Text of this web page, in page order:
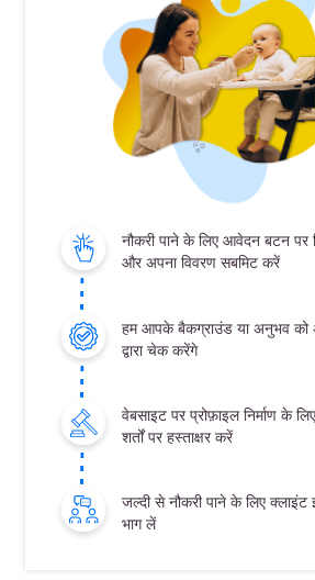
नौकरी पाने के लिए आवेदन बटन
और अपना विवरण सबमिट करें
हम आपके बैकग्राउंड या अनुभव को
द्वारा चेक करेंगे
वेबसाइट पर प्रोफ़ाइल निर्माण के
शर्तों पर हस्ताक्षर करें
जल्दी से नौकरी पाने के लिए क्लाइंट
भाग लें